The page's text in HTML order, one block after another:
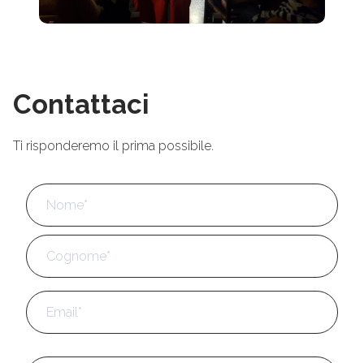
Contattaci
Ti risponderemo il prima possibile.
Nome *
Email
Telefono *